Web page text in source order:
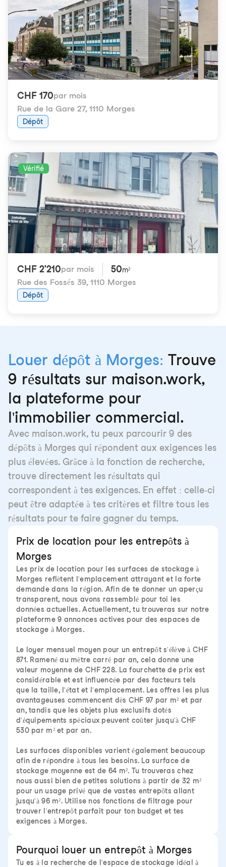
CHF 170par mois
Rue de la Gare 27, 1110 Morges
Dépôt
Vérifié
CHF 2'210par mois 50m²
Rue des Fossés 39, 1110 Morges
Dépôt
Louer dépôt à Morges: Trouve
9 résultats sur maison.work,
la plateforme pour
l'immobilier commercial.
Avec maison.work, tu peux parcourir 9 des
dépôts à Morges qui répondent aux exigences les
plus élevées. Grâce à la fonction de recherche,
trouve directement les résultats qui
correspondent à tes exigences. En effet : celle-ci
peut être adaptée à tes critères et filtre tous les
résultats pour te faire gagner du temps.
Prix de location pour les entrepôts à
Morges
Les prix de location pour les surfaces de stockage à
Morges reflètent l'emplacement attrayant et la forte
demande dans la région. Afin de te donner un aperçu
transparent, nous avons rassemblé pour toi les
données actuelles. Actuellement, tu trouveras sur notre
plateforme 9 annonces actives pour des espaces de
stockage à Morges.
Le loyer mensuel moyen pour un entrepôt s'élève à CHF
871. Ramené au mètre carré par an, cela donne une
valeur moyenne de CHF 228. La fourchette de prix est
considérable et est influencée par des facteurs tels
que la taille, l'état et l'emplacement. Les offres les plus
avantageuses commencent dès CHF 97 par m² et par
an, tandis que les objets plus exclusifs dotés
d'équipements spéciaux peuvent coûter jusqu'à CHF
530 par m² et par an.
Les surfaces disponibles varient également beaucoup
afin de répondre à tous les besoins. La surface de
stockage moyenne est de 64 m². Tu trouveras chez
nous aussi bien de petites solutions à partir de 32 m²
pour un usage privé que de vastes entrepôts allant
jusqu'à 96 m². Utilise nos fonctions de filtrage pour
trouver l'entrepôt parfait pour ton budget et tes
exigences à Morges.
Pourquoi louer un entrepôt à Morges
Tu es à la recherche de l'espace de stockage idéal à